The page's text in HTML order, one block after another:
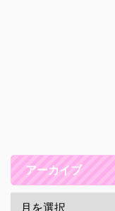
アーカイブ